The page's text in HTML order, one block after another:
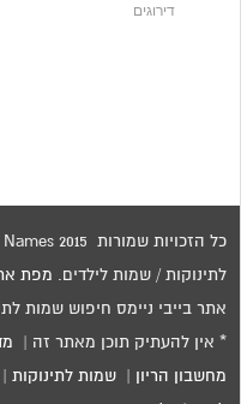
דירוגים
לתינוקות / שמות לילדים. מפת
אתר בייבי ניימס חיפוש שמות
* אין להעתיק תוכן מאתר זה |
מחשבון הריון |שמות לתינוקות